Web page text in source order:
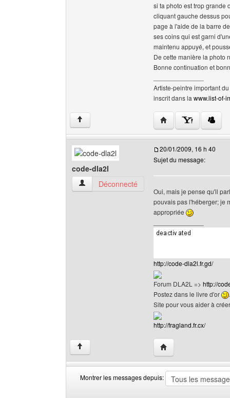
si ta photo est trop grande
cliquant gauche dessus
page à l'aide de la barre
ses coins qui est garni
maintenu appuyé, et
De cette manière la photo
Bonne continuation et
Artiste-peintre important
inscrit dans la www.list-of-
↑ Visiter le site web
code-dla2l
code-dla2l Voir le profil de l'utilisateur
Déconnecté
20/01/2009, 16 h 40
Sujet du message:
Oui, mais je pense qu'il
pouvais pas l'héberger; je
appropriée
http://code-dla2l.fr.gd/
Forum DLA2L => http://
Postez dans le livre d'or
.
Site pour vous aider à
http://fragland.fr.cx/
↑ Visiter le site web
Montrer les messages depuis: